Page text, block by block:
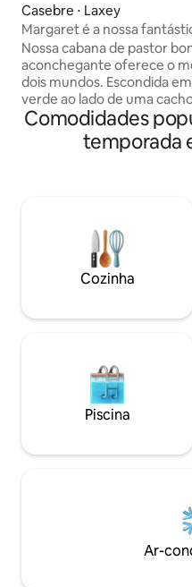
Casebre ⋅ Laxey
Margaret é a nossa
pastor
Nossa cabana de pastor
aconchegante oferece o
dois mundos. Escondida
verde ao lado de uma
da praia, a cabana fica a
caminhada dos pubs,
lojas de Laxey. Nossa
equipada que oferece
cozinhar, comer e sentar.
é uma casa minúscula, não
tenda - tudo o que você
elegante e aconchegante
Comodidades
temporada
Cozinha
Piscina
Ar-